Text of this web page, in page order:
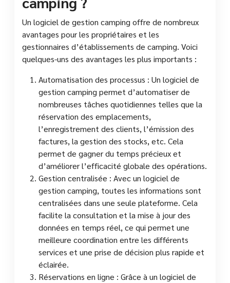
Un logiciel de gestion camping offre de nombreux
avantages pour les propriétaires et les
gestionnaires d’établissements de camping. Voici
quelques-uns des avantages les plus importants :
Automatisation des processus : Un logiciel de
gestion camping permet d’automatiser de
nombreuses tâches quotidiennes telles que la
réservation des emplacements,
l’enregistrement des clients, l’émission des
factures, la gestion des stocks, etc. Cela
permet de gagner du temps précieux et
d’améliorer l’efficacité globale des opérations.
Gestion centralisée : Avec un logiciel de
gestion camping, toutes les informations sont
centralisées dans une seule plateforme. Cela
facilite la consultation et la mise à jour des
données en temps réel, ce qui permet une
meilleure coordination entre les différents
services et une prise de décision plus rapide et
éclairée.
Réservations en ligne : Grâce à un logiciel de